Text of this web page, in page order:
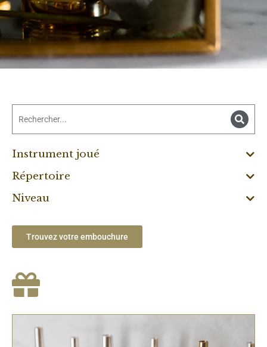
Instrument joué
Répertoire
Niveau
Trouvez votre embouchure